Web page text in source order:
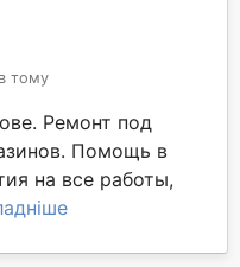
тому
Ремонт под
Помощь в
на все работы,